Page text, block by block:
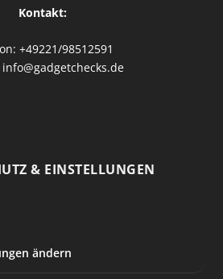
Kontakt:
+49221/98512591
& EINSTELLUNGEN
ändern